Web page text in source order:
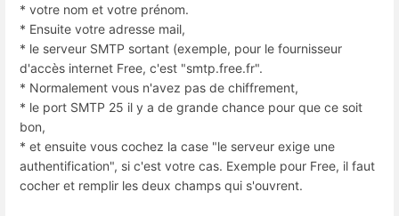
* votre nom et votre prénom.
* Ensuite votre adresse mail,
* le serveur SMTP sortant (exemple, pour le fournisseur
d'accès internet Free, c'est "smtp.free.fr".
* Normalement vous n'avez pas de chiffrement,
* le port SMTP 25 il y a de grande chance pour que ce soit
bon,
* et ensuite vous cochez la case "le serveur exige une
authentification", si c'est votre cas. Exemple pour Free, il faut
cocher et remplir les deux champs qui s'ouvrent.